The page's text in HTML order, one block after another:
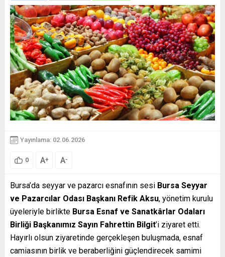
Yayınlama: 02.06.2026
0 A+ A-
Bursa’da seyyar ve pazarcı esnafının sesi Bursa Seyyar
ve Pazarcılar Odası Başkanı Refik Aksu, yönetim kurulu
üyeleriyle birlikte Bursa Esnaf ve Sanatkârlar Odaları
Birliği Başkanımız Sayın Fahrettin Bilgit’i ziyaret etti.
Hayırlı olsun ziyaretinde gerçekleşen buluşmada, esnaf
camiasının birlik ve beraberliğini güçlendirecek samimi